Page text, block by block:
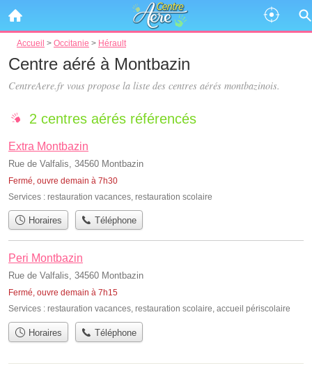
Accueil > Occitanie > Hérault
Centre aéré à Montbazin
CentreAere.fr vous propose la liste des centres aérés montbazinois.
2 centres aérés référencés
Extra Montbazin
Rue de Valfalis, 34560 Montbazin
Fermé, ouvre demain à 7h30
Services : restauration vacances, restauration scolaire
Horaires Téléphone
Peri Montbazin
Rue de Valfalis, 34560 Montbazin
Fermé, ouvre demain à 7h15
Services : restauration vacances, restauration scolaire, accueil périscolaire
Horaires Téléphone